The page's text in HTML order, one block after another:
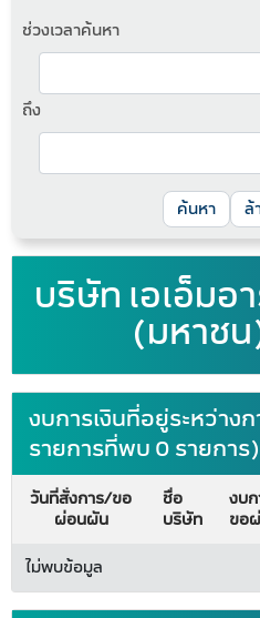
ช่วงเวลาค้นหา
ถึง
ล้
บริษัท เอเอ็มอ
(มหาชน
งบการเงินที่อยู่ระหว่าง
รายการที่พบ 0 รายการ)
วันที่สั่งการ/ขอ
ผ่อนผัน
ชื่อ
บริษัท
งบ
ขอ
ไม่พบข้อมูล